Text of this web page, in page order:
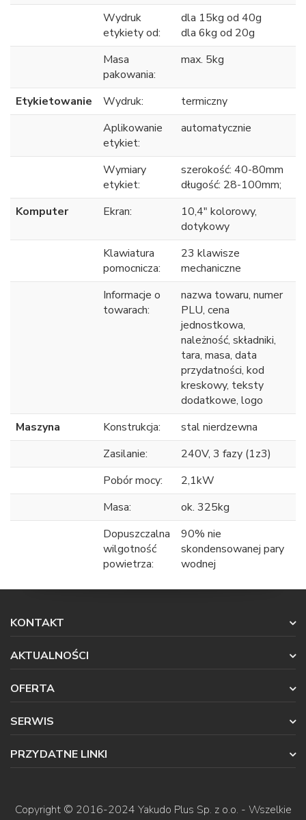
Wydruk
etykiety od:
dla 15kg od 40g
dla 6kg od 20g
Masa
pakowania:
max. 5kg
Etykietowanie Wydruk:
termiczny
Aplikowanie
etykiet:
automatycznie
Wymiary
etykiet:
szerokość: 40-80mm
długość: 28-100mm;
Komputer
Ekran:
10,4" kolorowy,
dotykowy
Klawiatura
pomocnicza:
23 klawisze
mechaniczne
Informacje o
towarach:
nazwa towaru, numer
PLU, cena
jednostkowa,
należność, składniki,
tara, masa, data
przydatności, kod
kreskowy, teksty
dodatkowe, logo
Maszyna
Konstrukcja:
stal nierdzewna
Zasilanie:
240V, 3 fazy (1z3)
Pobór mocy:
2,1kW
Masa:
ok. 325kg
Dopuszczalna
wilgotność
powietrza:
90% nie
skondensowanej pary
wodnej
KONTAKT
AKTUALNOŚCI
OFERTA
SERWIS
PRZYDATNE LINKI
Copyright © 2016-2024 Yakudo Plus Sp. z o.o. - Wszelkie